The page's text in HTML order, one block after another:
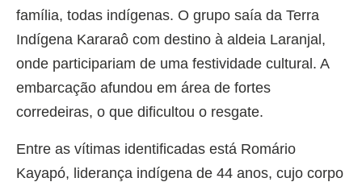
família, todas indígenas. O grupo saía da Terra
Indígena Kararaô com destino à aldeia Laranjal,
onde participariam de uma festividade cultural. A
embarcação afundou em área de fortes
corredeiras, o que dificultou o resgate.
Entre as vítimas identificadas está Romário
Kayapó, liderança indígena de 44 anos, cujo corpo